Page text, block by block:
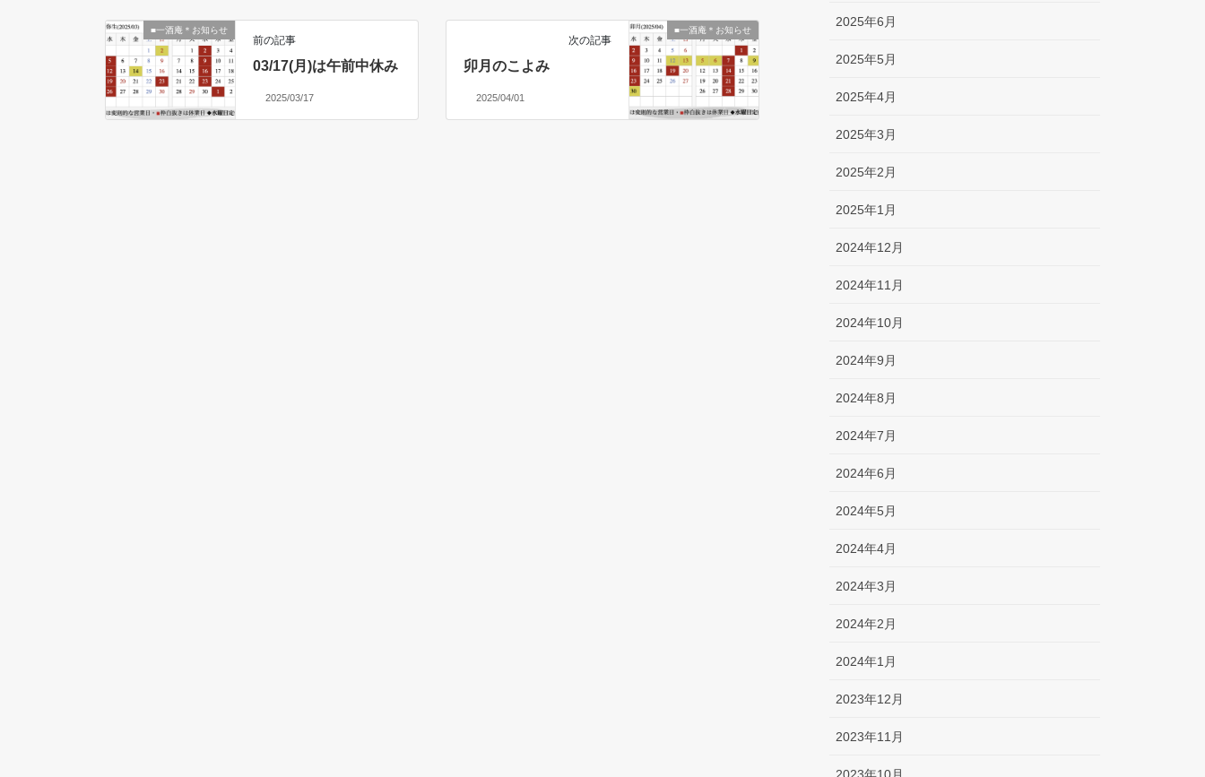
■一酒庵＊お知らせ
前の記事
03/17(月)は午前中休み
2025/03/17
■一酒庵＊お知らせ
次の記事
卯月のこよみ
2025/04/01
2025年6月
2025年5月
2025年4月
2025年3月
2025年2月
2025年1月
2024年12月
2024年11月
2024年10月
2024年9月
2024年8月
2024年7月
2024年6月
2024年5月
2024年4月
2024年3月
2024年2月
2024年1月
2023年12月
2023年11月